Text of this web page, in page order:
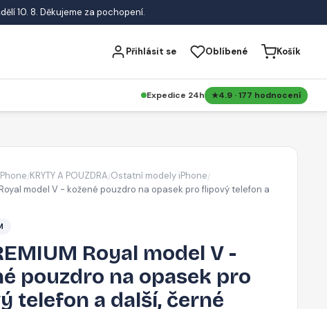
10. 8. Děkujeme za pochopení.
Přihlásit se Oblíbené Košík
Expedice 24h 4.9 · 177 hodnocení
/KRYTY A POUZDRA/Ostatní modely iPhone/
Royal model V - kožené pouzdro na opasek pro flipový telefon a
Royal model V -
pouzdro na opasek pro
telefon a další, černé